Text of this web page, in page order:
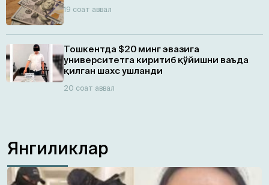
19 соат аввал
Тошкентда $20 минг эвазига
университетга киритиб қўйишни ваъда
қилган шахс ушланди
20 соат аввал
Янгиликлар